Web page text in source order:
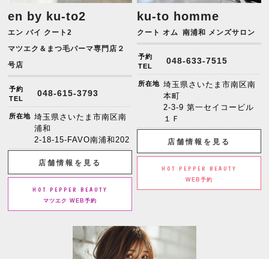
en by ku-to2
エン バイ クート2
マツエク＆まつ毛パーマ専門店２
号店
予約
TEL
048-615-3793
所在地 埼玉県さいたま市南区南
浦和
2-18-15-FAVO南浦和202
店舗情報を見る
HOT PEPPER BEAUTY
マツエク WEB予約
ku-to homme
クート オム 南浦和 メンズサロン
予約
TEL
048-633-7515
所在地 埼玉県さいたま市南区南
本町
2-3-9 第一セイコービル
１Ｆ
店舗情報を見る
HOT PEPPER BEAUTY
WEB予約